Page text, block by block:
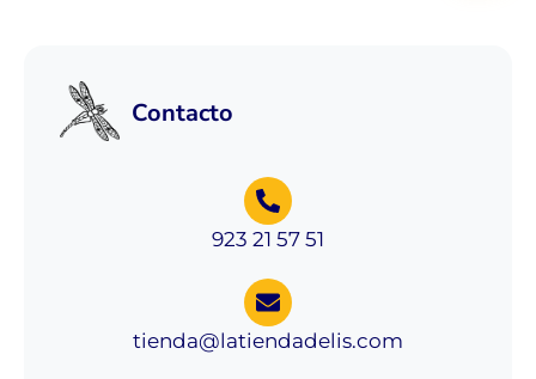
Contacto
923 21 57 51
tienda@latiendadelis.com